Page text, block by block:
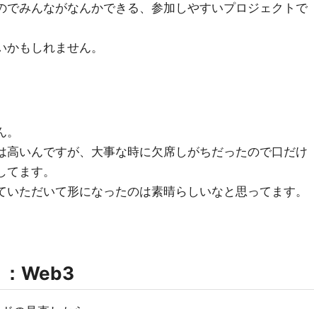
でみんながなんかできる、参加しやすいプロジェクトで
もしれません。
いんですが、大事な時に欠席しがちだったので口だけ
ます。
ただいて形になったのは素晴らしいなと思ってます。
Web3